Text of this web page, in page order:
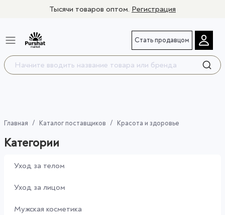
Тысячи товаров оптом. Регистрация
Стать продавцом
Главная Каталог поставщиков Красота и здоровье
Категории
Уход за телом
Уход за лицом
Мужская косметика